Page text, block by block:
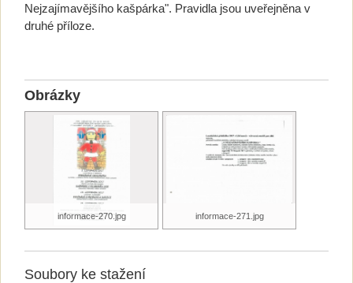
Nejzajímavějšího kašpárka". Pravidla jsou uveřejněna v
druhé příloze.
Obrázky
informace-270.jpg informace-271.jpg
Soubory ke stažení